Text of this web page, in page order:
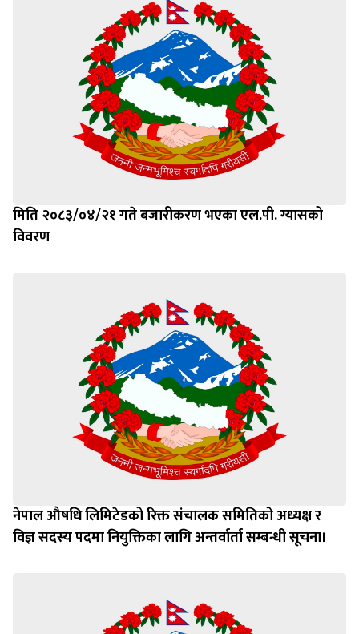
मिति २०८३/०४/२१ गते बजारीकरण भएका एल.पी. ग्यासको
विवरण
नेपाल औषधि लिमिटेडको रिक्त संचालक समितिको अध्यक्ष र
विज्ञ सदस्य पदमा नियुक्तिका लागि अन्तर्वार्ता सम्बन्धी सूचना।